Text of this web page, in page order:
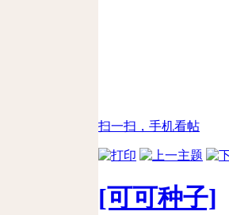
扫一扫，手机看帖
[可可种子]